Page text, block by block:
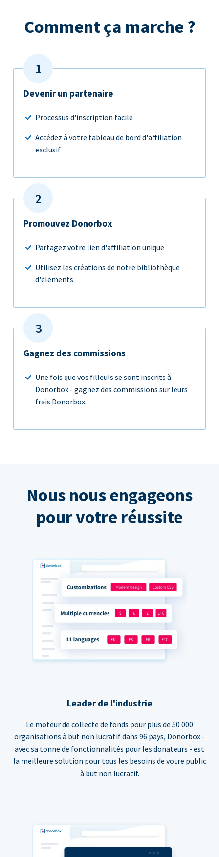
Comment ça marche ?
Devenir un partenaire
Processus d'inscription facile
Accédez à votre tableau de bord d'affiliation
exclusif
Promouvez Donorbox
Partagez votre lien d'affiliation unique
Utilisez les créations de notre bibliothèque
d'éléments
Gagnez des commissions
Une fois que vos filleuls se sont inscrits à
Donorbox - gagnez des commissions sur leurs
frais Donorbox.
Nous nous engageons
pour votre réussite
Leader de l'industrie
Le moteur de collecte de fonds pour plus de 50 000
organisations à but non lucratif dans 96 pays, Donorbox -
avec sa tonne de fonctionnalités pour les donateurs - est
la meilleure solution pour tous les besoins de votre public
à but non lucratif.